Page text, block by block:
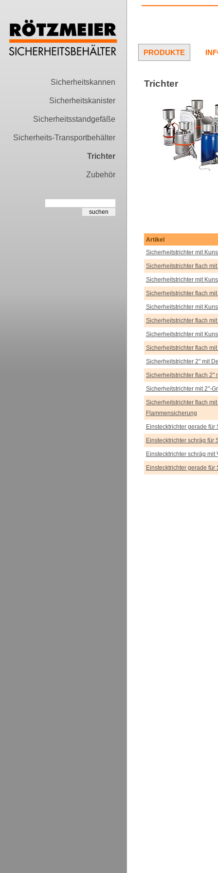
Sicherheitskannen
Sicherheitskanister
Sicherheitsstandgefäße
Sicherheits-Transportbehälter
Trichter
Zubehör
PRODUKTE
Trichter
Artikel
Sicherheitstrichter mit
Sicherheitstrichter flach
Sicherheitstrichter mit
Sicherheitstrichter flach
Sicherheitstrichter mit
Sicherheitstrichter flach
Sicherheitstrichter mit
Sicherheitstrichter flach
Sicherheitstrichter 2" mit
Sicherheitstrichter flach 2"
Sicherheitstrichter mit 2"-
Sicherheitstrichter flach
Flammensicherung
Einstecktrichter gerade für
Einstecktrichter schräg für
Einstecktrichter schräg
Einstecktrichter gerade